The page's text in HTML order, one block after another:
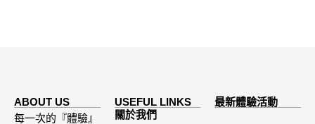
ABOUT US
每一次的『體驗』
USEFUL LINKS
關於我們
最新體驗活動